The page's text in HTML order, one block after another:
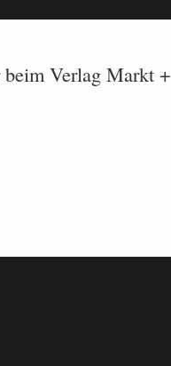
beim Verlag Markt +